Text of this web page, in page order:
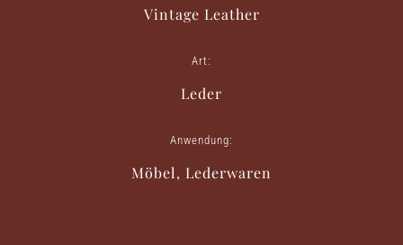
Vintage Leather
Art:
Leder
Anwendung:
Möbel, Lederwaren